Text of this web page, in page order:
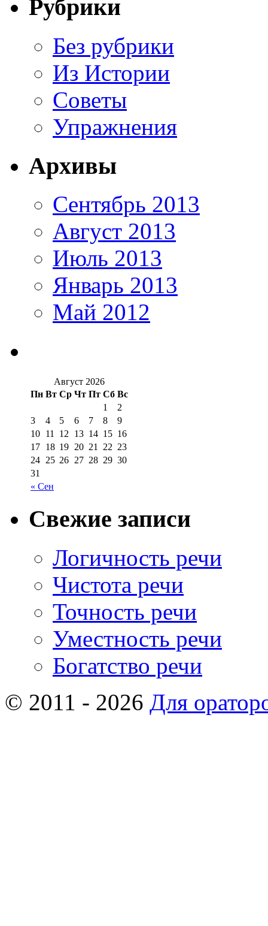
Рубрики
Без рубрики
Из Истории
Советы
Упражнения
Архивы
Сентябрь 2013
Август 2013
Июль 2013
Январь 2013
Май 2012
Август 2026
Пн Вт Ср Чт Пт Сб Вс
« Сен
1
2
3
4 5 6 7 8
9
10 11 12 13 14 15 16
17 18 19 20 21 22 23
24 25 26 27 28 29 30
31
Свежие записи
Логичность речи
Чистота речи
Точность речи
Уместность речи
Богатство речи
© 2011 - 2026 Для